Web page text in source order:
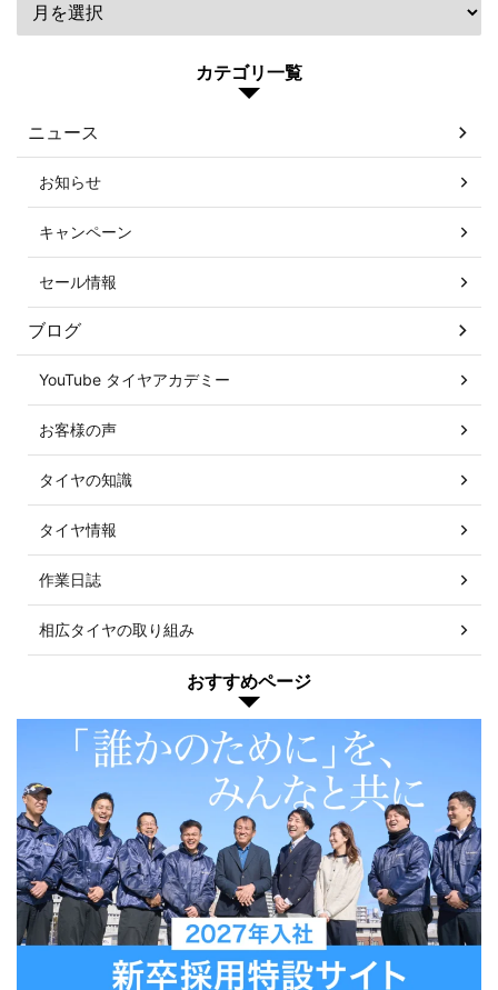
カテゴリ一覧
ニュース
お知らせ
キャンペーン
セール情報
ブログ
YouTube タイヤアカデミー
お客様の声
タイヤの知識
タイヤ情報
作業日誌
相広タイヤの取り組み
おすすめページ